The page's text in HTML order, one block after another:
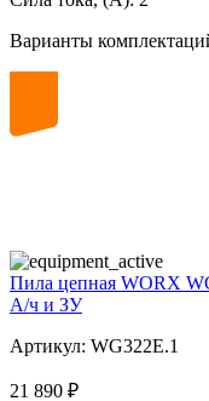
Варианты
Пила цепная WORX
А/ч и ЗУ
Артикул: WG322E.1
21 890 ₽